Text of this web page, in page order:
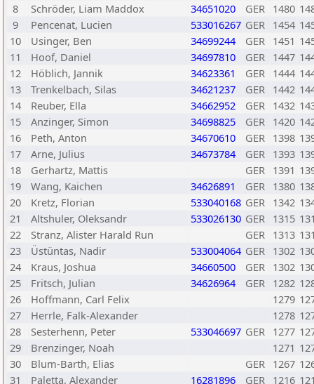
8
Schröder, Liam Maddox 34651020 GER 1480
9
Pencenat, Lucien 533016267 GER 1454
10
Usinger, Ben 34699244 GER 1451
11
Hoof, Daniel 34697810 GER 1447
12
Höblich, Jannik 34623361 GER 1444
13
Trenkelbach, Silas 34621237 GER 1442
14
Reuber, Ella 34662952 GER 1432
15
Anzinger, Simon 34698825 GER 1420
16
Peth, Anton 34670610 GER 1398
17
Arne, Julius 34673784 GER 1393
18
Gerhartz, Mattis GER 1391
19
Wang, Kaichen 34626891 GER 1380
20
Kretz, Florian 533040168 GER 1342
21
Altshuler, Oleksandr 533026130 GER 1315
22
Stranz, Alister Harald Run GER 1313
23
Üstüntas, Nadir 533004064 GER 1302
24
Kraus, Joshua 34660500 GER 1302
25
Fritsch, Julian 34626964 GER 1282
26
Hoffmann, Carl Felix 1279
27
Herrle, Falk-Alexander 1278
28
Sesterhenn, Peter 533046697 GER 1277
29
Brenzinger, Noah 1271
30
Blum-Barth, Elias GER 1267
31
Paletta, Alexander 16281896 GER 1216